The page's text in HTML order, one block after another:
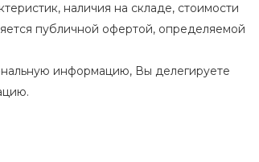
наличия на складе, стоимости
публичной офертой, определяемой
информацию, Вы делегируете